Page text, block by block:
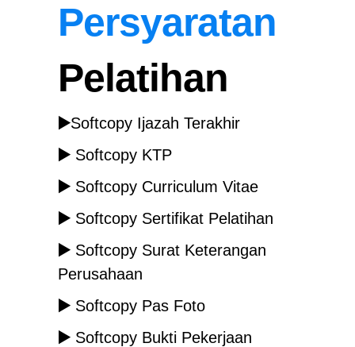
Persyaratan
Pelatihan
▶️Softcopy Ijazah Terakhir
▶️ Softcopy KTP
▶️ Softcopy Curriculum Vitae
▶️ Softcopy Sertifikat Pelatihan
▶️ Softcopy Surat Keterangan
Perusahaan
▶️ Softcopy Pas Foto
▶️ Softcopy Bukti Pekerjaan